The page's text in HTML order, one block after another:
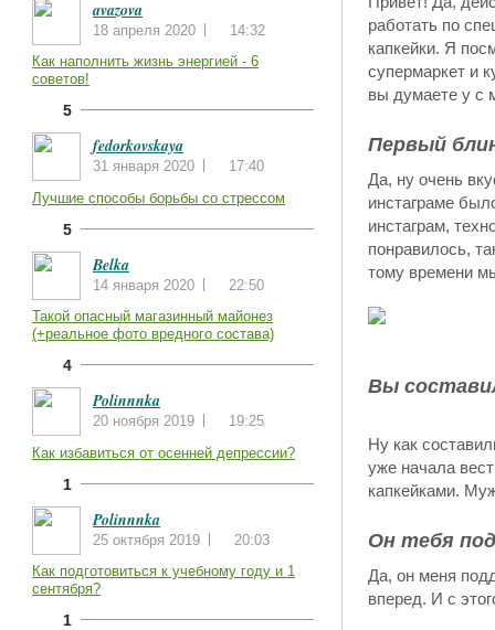
работать по
капкейки. Я
супермаркет и
вы думаете у с
Первый
Да, ну очень
инстаграме
инстаграм,
понравилось,
тому времени
Вы
Ну как
уже начала
капкейками.
Он тебя
Да, он меня
вперед. И с
avazova
18 апреля 2020
14:32
Как наполнить жизнь энергией - 6
советов!
5
fedorkovskaya
31 января 2020
17:40
Лучшие способы борьбы со стрессом
5
Belka
14 января 2020
22:50
Такой опасный магазинный майонез
(+реальное фото вредного состава)
4
Polinnnka
20 ноября 2019
19:25
Как избавиться от осенней депрессии?
1
Polinnnka
25 октября 2019
20:03
Как подготовиться к учебному году и 1
сентября?
1